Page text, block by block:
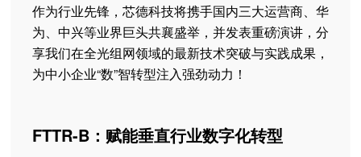
作为行业先锋，芯德科技将携手国内三大运营商、华
为、中兴等业界巨头共襄盛举，并发表重磅演讲，分
享我们在全光组网领域的最新技术突破与实践成果，
为中小企业“数”智转型注入强劲动力！
FTTR-B：赋能垂直行业数字化转型